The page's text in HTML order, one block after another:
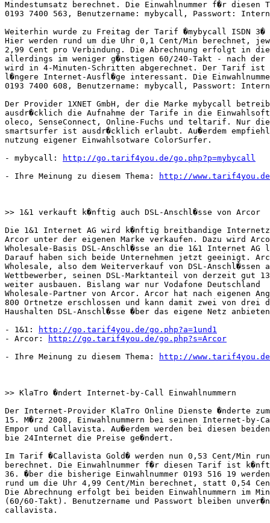
Mindestumsatz berechnet. Die Einwahlnummer f�r
0193 7400 563, Benutzername: mybycall, Passwort:
Weiterhin wurde zu Freitag der Tarif �mybycall ISDN 3�
Hier werden rund um die Uhr 0,1 Cent/Min berechnet,
2,99 Cent pro Verbindung. Die Abrechnung erfolgt in
allerdings im weniger g�nstigen 60/240-Takt - nach der
wird in 4-Minuten-Schritten abgerechnet. Der Tarif ist
l�ngere Internet-Ausfl�ge interessant. Die
0193 7400 608, Benutzername: mybycall, Passwort:
Der Provider 1XNET GmbH, der die Marke mybycall
ausdr�cklich die Aufnahme der Tarife in die
oleco, SenseConnect, Online-Fuchs und teltarif. Nur die
smartsurfer ist ausdr�cklich erlaubt. Au�erdem
nutzung eigener Einwahlsotware ColorSurfer.
- mybycall:
http://go.tarif4you.de/go.php?p=mybycall
- Ihre Meinung zu diesem Thema:
http://
>> 1&1 verkauft k�nftig auch DSL-Anschl�sse von Arcor
Die 1&1 Internet AG wird k�nftig breitbandige
Arcor unter der eigenen Marke verkaufen. Dazu wird
Wholesale-Basis DSL-Anschl�sse an die 1&1 Internet
Darauf haben sich beide Unternehmen jetzt geeinigt.
Wholesale, also dem Weiterverkauf von DSL-Anschl�ssen
Wettbewerber, seinen DSL-Marktanteil von derzeit gut
weiter ausbauen. Bislang war nur Vodafone Deutschland
Wholesale-Partner von Arcor. Arcor hat nach eigenen
800 Ortnetze erschlossen und kann damit zwei von drei
Haushalten DSL-Anschl�sse �ber das eigene Netz
- 1&1:
http://go.tarif4you.de/go.php?a=1und1
- Arcor:
http://go.tarif4you.de/go.php?s=Arcor
- Ihre Meinung zu diesem Thema:
http://
>> KlaTro �ndert Internet-by-Call Einwahlnummern
Der Internet-Provider KlaTro Online Dienste �nderte zum
15. M�rz 2008, Einwahlnummern bei seinen Internet-by-
Empor und Callavista. Au�erdem werden bei diesen
bie 24Internet die Preise ge�ndert.
Im Tarif �Callavista Gold� werden nun 0,53 Cent/Min
berechnet. Die Einwahlnummer f�r diesen Tarif ist
36. �ber die bisherige Einwahlnummer 0193 516 19 werden
rund um die Uhr 4,99 Cent/Min berechnet, statt 0,54
Die Abrechnung erfolgt bei beiden Einwahlnummern im
(60/60-Takt). Benutzername und Passwort bleiben
callavista.